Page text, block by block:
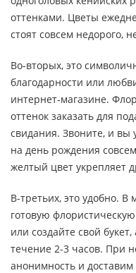
оттенками. Цветы
стоят совсем недорого,
Во-вторых, это
благодарности или
интернет-магазине.
оттенок заказать для
свидания. Звоните, и вы
на день рождения
желтый цвет укрепляет
В-третьих, это удобно. В
готовую
или создайте свой
течение 2-3 часов. При
анонимность и